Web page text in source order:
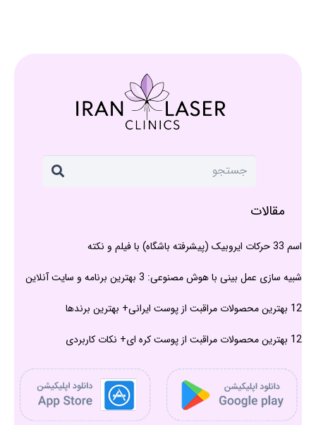
مقالات
اسم 33 حرکات ایروبیک (پیشرفته باشگاه) با فیلم و نکته
شبیه سازی عمل بینی با هوش مصنوعی: 3 بهترین برنامه و سایت آنلاین
12 بهترین محصولات مراقبت از پوست ایرانی+ بهترین برندها
12 بهترین محصولات مراقبت از پوست کره ای+ نکات کاربردی